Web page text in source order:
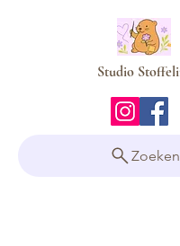
Studio
Zoeken